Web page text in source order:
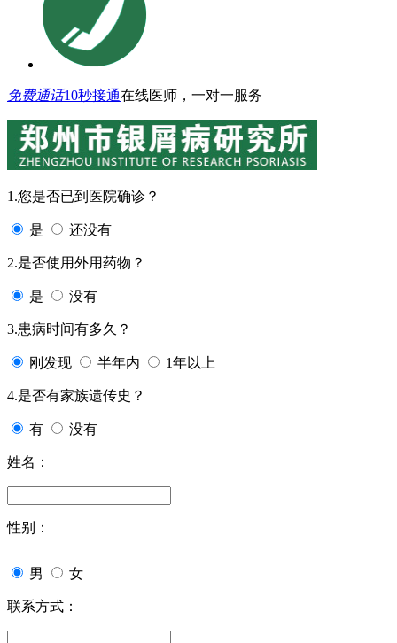
免费通话10秒接通在线医师，一对一服务
1.您是否已到医院确诊？
是 还没有
2.是否使用外用药物？
是 没有
3.患病时间有多久？
刚发现 半年内 1年以上
4.是否有家族遗传史？
有 没有
姓名：
性别：
男 女
联系方式：